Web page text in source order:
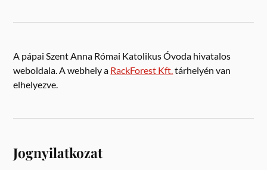
A pápai Szent Anna Római Katolikus Óvoda hivatalos
weboldala. A webhely a RackForest Kft.tárhelyén van
elhelyezve.
Jognyilatkozat